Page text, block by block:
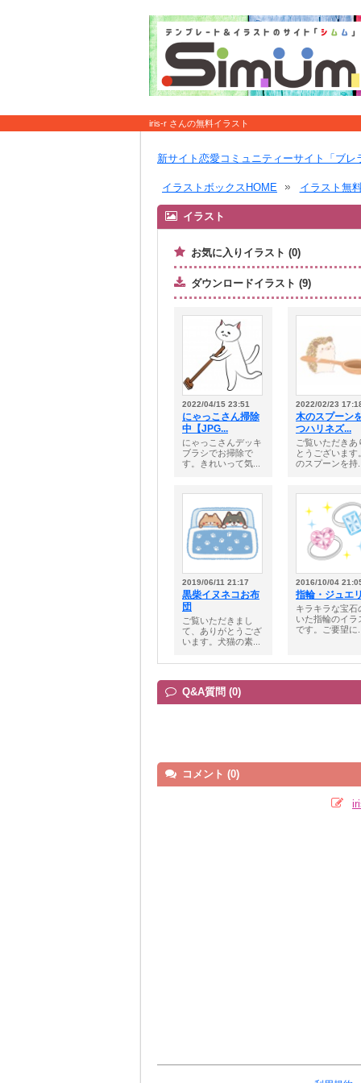
iris-r さんの無料イラスト
新サイト恋愛コミュニティーサイト「ブレ
イラストボックスHOME イラスト無
イラスト
お気に入りイラスト (0)
ダウンロードイラスト (9)
2022/04/15 23:51
にゃっこさん掃除
中【JPG...
にゃっこさんデッキ
ブラシでお掃除で
す。きれいって気...
2022/02/23
木のスプーン
つハリネズ...
ご覧いただきあ
とうございます
のスプーンを持
2019/06/11 21:17
黒柴イヌネコお布
団
ご覧いただきまし
て、ありがとうござ
います。犬猫の素...
2016/10/04
指輪・ジュエ
キラキラな宝石
いた指輪のイラ
です。ご要望に
Q&A質問 (0)
コメント (0)